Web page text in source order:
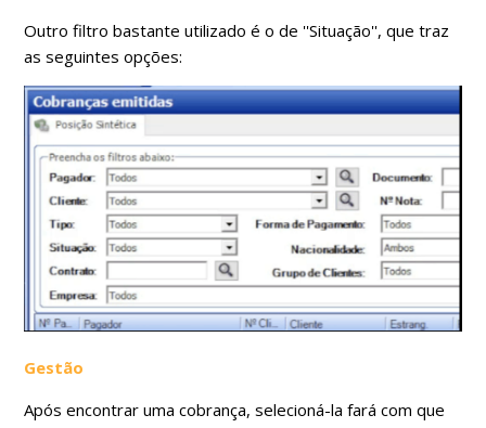
Outro filtro bastante utilizado é o de ''Situação'', que traz
as seguintes opções:
Gestão
Após encontrar uma cobrança, selecioná-la fará com que